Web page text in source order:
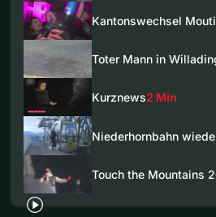
Kantonswechsel
Toter Mann in
Kurznews2 Min
Niederhornbahn
Touch the Mountains